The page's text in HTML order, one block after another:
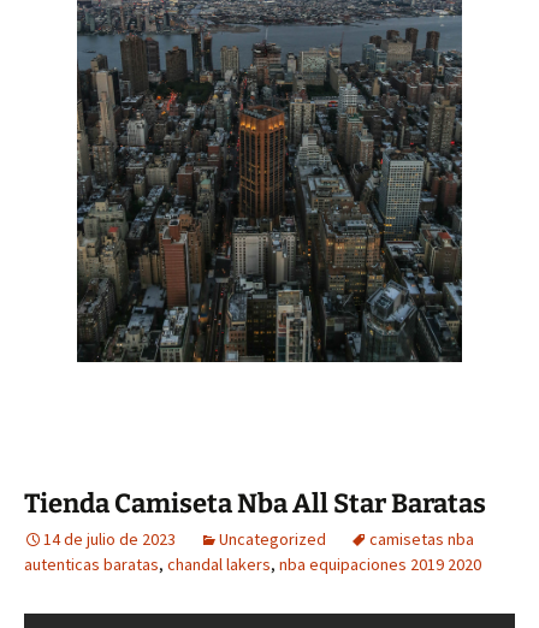
Tienda Camiseta Nba All Star Baratas
14 de julio de 2023 Uncategorized
camisetas nba
autenticas baratas, chandal lakers, nba equipaciones 2019 2020